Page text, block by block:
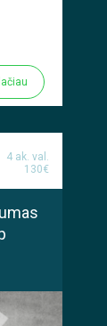
4 ak. val.
130€